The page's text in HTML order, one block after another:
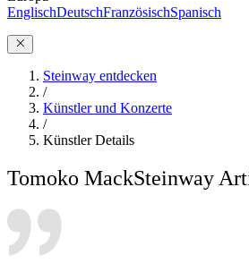
EnglischDeutschFranzösischSpanisch
Steinway entdecken
/
Künstler und Konzerte
/
Künstler Details
Tomoko MackSteinway